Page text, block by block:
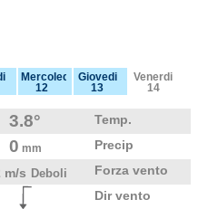
Mercoledi
12
Giovedi
13
Venerdi
14
3.8° Temp.
0 mm
Precip
m/s Deboli
Forza vento
Dir vento